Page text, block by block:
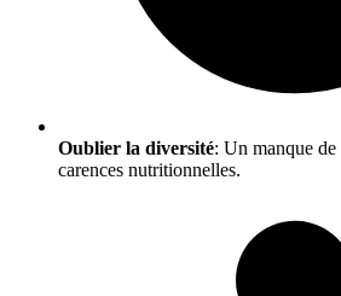
Oublier la diversité: Un manque de
carences nutritionnelles.